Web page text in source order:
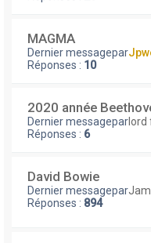
MAGMA
Dernier messagepar
Réponses : 10
2020 année
Dernier messageparlord
Réponses : 6
David Bowie
Dernier messagepar
Réponses : 894